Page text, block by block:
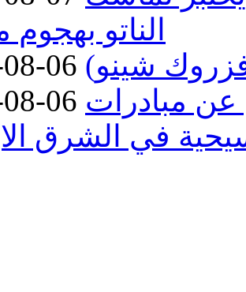
الناتو
06
06 عن مبادرات
في الشرق